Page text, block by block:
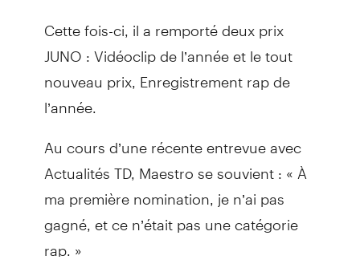
Cette fois-ci, il a remporté deux prix
JUNO : Vidéoclip de l’année et le tout
nouveau prix, Enregistrement rap de
l’année.
Au cours d’une récente entrevue avec
Actualités TD, Maestro se souvient : « À
ma première nomination, je n’ai pas
gagné, et ce n’était pas une catégorie
rap. »